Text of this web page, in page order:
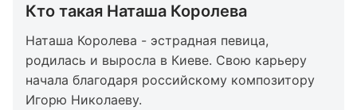
Кто такая Наташа Королева
Наташа Королева - эстрадная певица,
родилась и выросла в Киеве. Свою карьеру
начала благодаря российскому композитору
Игорю Николаеву.